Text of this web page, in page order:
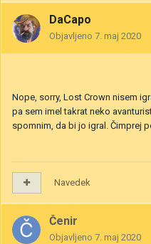
DaCapo
Objavljeno 7. maj 2020
Nope, sorry, Lost Crown nisem
pa sem imel takrat neko
spomnim, da bi jo igral. Čimprej
Navedek
Čenir
Objavljeno 7. maj 2020